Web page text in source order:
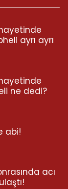
ayrı ayrı
ne dedi?
abi!
acı